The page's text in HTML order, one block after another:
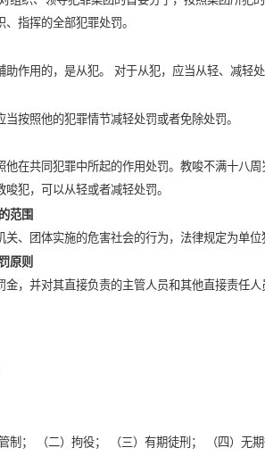
指挥的全部犯罪处罚。
作用的，是从犯。 对于从犯，应当从轻、减轻处
按照他的犯罪情节减轻处罚或者免除处罚。
他在共同犯罪中所起的作用处罚。教唆不满十八
犯，可以从轻或者减轻处罚。
范围
、团体实施的危害社会的行为，法律规定为单位
原则
金，并对其直接负责的主管人员和其他直接责任
制； （二）拘役； （三）有期徒刑； （四）无期